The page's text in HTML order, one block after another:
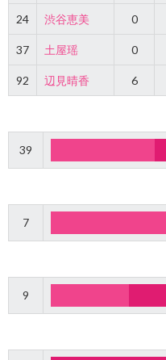
24 渋谷恵美 0
37 土屋瑶 0
92 辺見晴香 6
39
7
9